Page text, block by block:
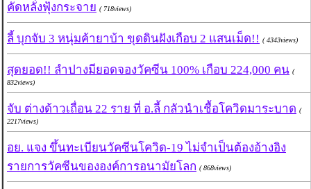
คัดหลั่งฟุ้งกระจาย ( 718views)
ลี้ บุกจับ 3 หนุ่มค้ายาบ้า ขุดดินฝังเกือบ 2 แสนเม็ด!! ( 4343views)
สุดยอด!! ลำปางมียอดจองวัคซีน 100% เกือบ 224,000 คน (
832views)
จับ ต่างด้าวเถื่อน 22 ราย ที่ อ.ลี้ กลัวนำเชื้อโควิดมาระบาด (
2217views)
อย. แจง ขึ้นทะเบียนวัคซีนโควิด-19 ไม่จำเป็นต้องอ้างอิง
รายการวัคซีนขององค์การอนามัยโลก ( 868views)